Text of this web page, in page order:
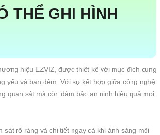
THỂ GHI HÌNH
hiệu EZVIZ, được thiết kế với mục đích cung
yếu và ban đêm. Với sự kết hợp giữa công nghệ
quan sát mà còn đảm bảo an ninh hiệu quả mọi
rõ ràng và chi tiết ngay cả khi ánh sáng môi